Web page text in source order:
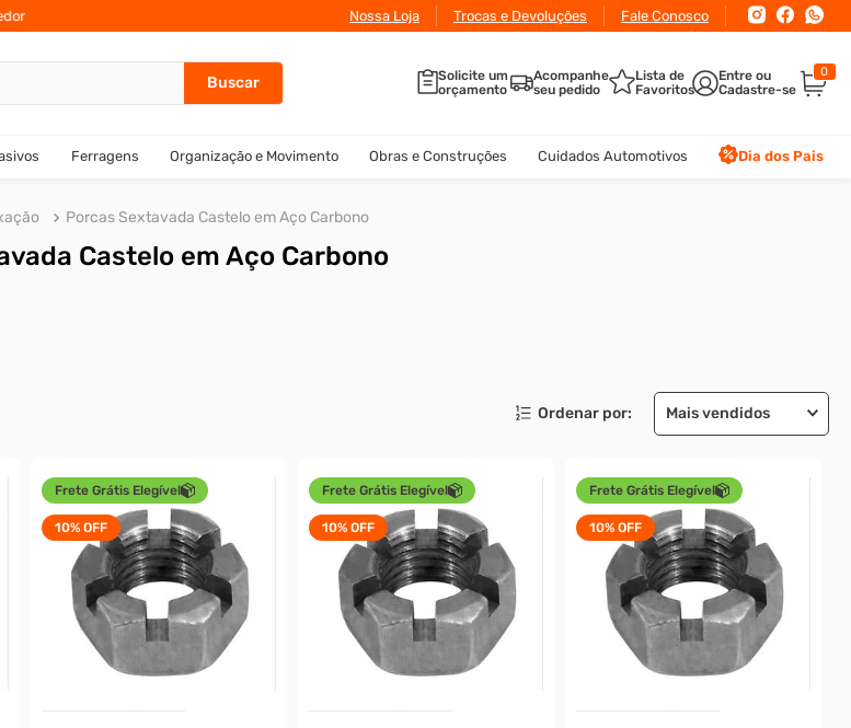
10% de desconto para pagamento via Pix ou Boleto
Nossa Loja Trocas e Devoluções Fale Conosco
Solicite um
orçamento
Acompanhe
seu pedido
Lista de
Favoritos
0
Ferragens Organização e Movimento Obras e Construções Cuidados Automotivos Dia dos Pais
Porcas Sextavada Castelo em Aço Carbono
Castelo em Aço Carbono
Mais vendidos
Frete Grátis Elegível
10% OFF
Frete Grátis Elegível
10% OFF
Frete Grátis Elegível
10% OFF